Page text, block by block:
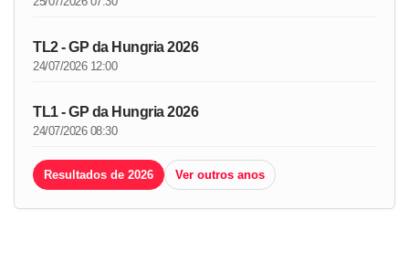
TL2 - GP da Hungria 2026
24/07/2026 12:00
TL1 - GP da Hungria 2026
24/07/2026 08:30
Resultados de 2026 Ver outros anos